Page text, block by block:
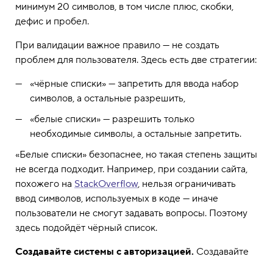
минимум 20 символов, в том числе плюс, скобки,
дефис и пробел.
При валидации важное правило — не создать
проблем для пользователя. Здесь есть две стратегии:
«чёрные списки» — запретить для ввода набор
символов, а остальные разрешить,
«белые списки» — разрешить только
необходимые символы, а остальные запретить.
«Белые списки» безопаснее, но такая степень защиты
не всегда подходит. Например, при создании сайта,
похожего на StackOverflow, нельзя ограничивать
ввод символов, используемых в коде — иначе
пользователи не смогут задавать вопросы. Поэтому
здесь подойдёт чёрный список.
Создавайте системы с авторизацией. Создавайте